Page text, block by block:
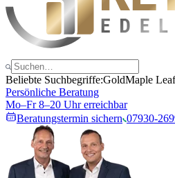
Beliebte Suchbegriffe:GoldMaple Leaf
Persönliche Beratung
Mo–Fr 8–20 Uhr erreichbar
Beratungstermin sichern 07930-